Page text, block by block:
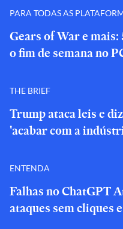
PARA TODAS AS
Gears of War e
o fim de semana no
THE BRIEF
Trump ataca leis e
'acabar com a
ENTENDA
Falhas no ChatGPT
ataques sem cliques